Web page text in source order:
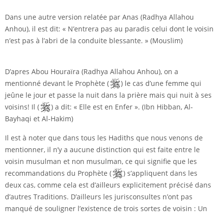
Dans une autre version relatée par Anas (Radhya Allahou
Anhou), il est dit: « N’entrera pas au paradis celui dont le voisin
n’est pas à l’abri de la conduite blessante. » (Mouslim)
D’apres Abou Houraïra (Radhya Allahou Anhou), on a
mentionné devant le Prophète (
) le cas d’une femme qui
jeûne le jour et passe la nuit dans la prière mais qui nuit à ses
voisins! Il (
) a dit: « Elle est en Enfer ». (Ibn Hibban, Al-
Bayhaqi et Al-Hakim)
Il est à noter que dans tous les Hadiths que nous venons de
mentionner, il n’y a aucune distinction qui est faite entre le
voisin musulman et non musulman, ce qui signifie que les
recommandations du Prophète (
) s’appliquent dans les
deux cas, comme cela est d’ailleurs explicitement précisé dans
d’autres Traditions. D’ailleurs les jurisconsultes n’ont pas
manqué de souligner l’existence de trois sortes de voisin : Un